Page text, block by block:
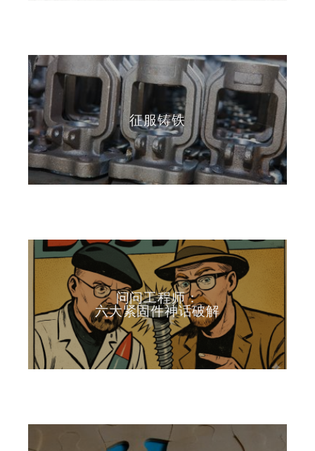
征服铸铁
问问工程师：
六大紧固件神话破解